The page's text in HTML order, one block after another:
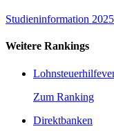
Studieninformation
Weitere Rankings
Zum Ranking
Direktbanken